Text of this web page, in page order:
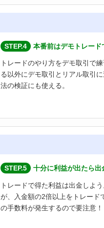
STEP.4 本番前はデモトレード
トレードのやり方をデモ取引で
る以外にデモ取引とリアル取引
法の検証にも使える。
STEP.5 十分に利益が出たら出
トレードで得た利益は出金しよ
が、入金額の2倍以上をトレード
の手数料が発生するので要注意！